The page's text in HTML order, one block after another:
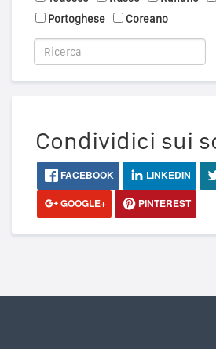
Portoghese
Coreano
Condividici sui
FACEBOOK LINKEDIN
GOOGLE+
PINTEREST